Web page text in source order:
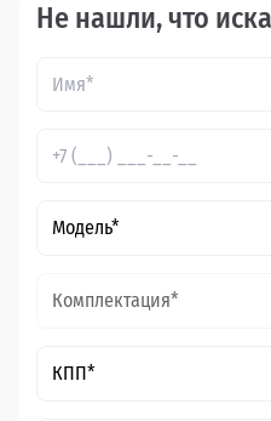
Не нашли, что
Модель*
Комплектация*
КПП*